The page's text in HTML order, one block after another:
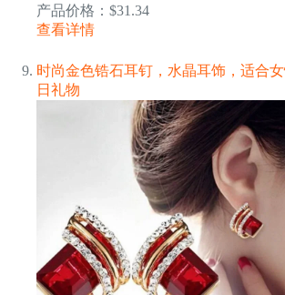
产品价格：$31.34
查看详情
时尚金色锆石耳钉，水晶耳饰，适合
日礼物